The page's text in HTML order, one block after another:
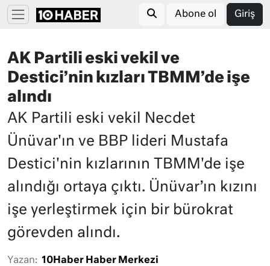
Abone ol Giriş
AK Partili eski vekil ve
Destici’nin kızları TBMM’de işe
alındı
AK Partili eski vekil Necdet
Ünüvar'ın ve BBP lideri Mustafa
Destici'nin kızlarının TBMM'de işe
alındığı ortaya çıktı. Ünüvar’ın kızını
işe yerleştirmek için bir bürokrat
görevden alındı.
Yazan: 10Haber Haber Merkezi